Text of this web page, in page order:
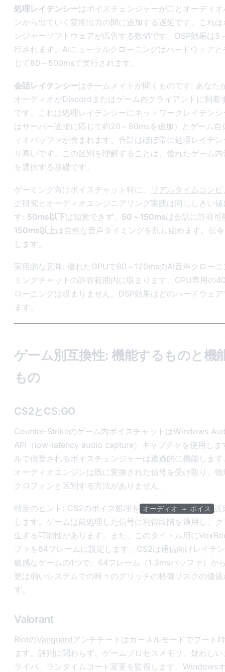
処理レイテンシーはボイスチェンジャーが口とオーディ
ンから出ていく変換出力の間に追加する遅延です。これ
ンジャーソフトウェアが広告する数値です。DSP効果は5
行されます。AIニューラルクローニングはハードウェア
じて80～500msで実行されます。
会話レイテンシーはチームメイトが聞くものです: あなた
オーディオがDiscordまたはゲーム内クライアントに到着
です。これは処理レイテンシーにネットワークレイテン
はサーバー近接に応じて約20～80msを追加）とゲーム自
ィオバッファが含まれます。合計はほぼ常に処理レイテ
り高いです。この区別を理解することは、優れたゲーム
を選択する基礎です。
ゲーミング向けボイスチャット特に、
リアルタイムコン
グ研究とオーディオエンジニアリング実践は同じしきい
す: 50ms以下は知覚できず、 50～150msは会話に許容可
150ms以上は自然な音声タイミングを乱し始めます。伝
します。
実用的な意味: 優れたGPUで80～120msのAI音声クロー
ミングチャットの許容範囲内に収まります。CPU専用の
ローニングは収まりません。DSP効果はどのハードウェ
ます。
ゲーム別互換性: 機能するものと機
もの
CS2とCS:GO
Counter-Strikeのゲーム内ボイスチャットはWindows
API（low-latency audio capture）キャプチャを使用しま
ルで傍受されるボイスチェンジャーは透過的に機能しま
オーディオエンジンは既に変換された信号を受け取り、
クロフォンと区別する方法がありません。
特定のヒント: CS2のボイス処理を オーディオ → ボイス 設
します。ゲームは前処理した信号に利得段階を適用し、
生する可能性があります。また、このタイトル用に
ファを64フレームに設定します。CS2は通信向けレイテ
敏感なゲームの1つで、64フレーム（1.3msバッファ）か
更は弱いシステムでの時々のグリッチの軽微リスクの価
す。
Valorant
RiotのVanguardアンチチートはカーネルモードでブート
ます。評判に関わらず、ゲームプロセスメモリ、疑わし
ライバ、ランタイムコード変更を監視します。Windows